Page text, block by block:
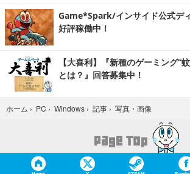
Game*Spark/インサイド公式デ
好評稼働中！
【大喜利】『新種のゲーミング“
とは？』回答募集中！
ホーム › PC › Windows › 記事 › 写真・画像